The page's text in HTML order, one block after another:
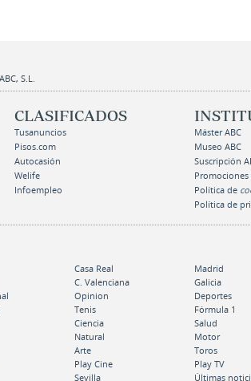
S.L.
CLASIFICADOS
Tusanuncios
Pisos.com
Autocasión
Welife
Infoempleo
Máster ABC
Museo ABC
Suscripción
Promociones
Política de
Política de
Casa Real Madrid
C. Valenciana Galicia
Opinion Deportes
Tenis Fórmula 1
Ciencia Salud
Natural Motor
Arte Toros
Play Cine Play TV
Sevilla Últimas